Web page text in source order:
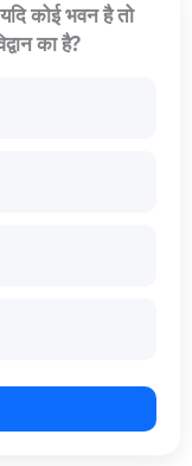
कोई भवन है तो
का है?